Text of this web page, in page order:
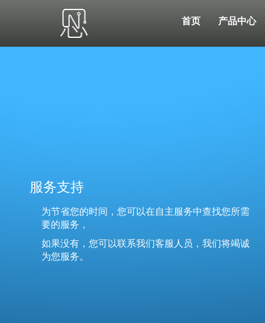
首页 产品中心
服务支持
为节省您的时间，您可以在自主服务中查找您所需
要的服务，
如果没有，您可以联系我们客服人员，我们将竭诚
为您服务。